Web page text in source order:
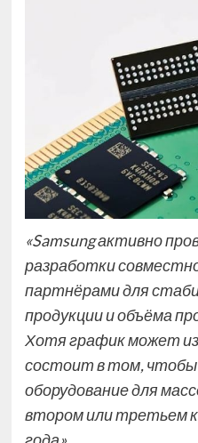
«Samsung активно
разработки
партнёрами для
продукции и объёма
Хотя график может
состоит в том,
оборудование для
втором или третьем